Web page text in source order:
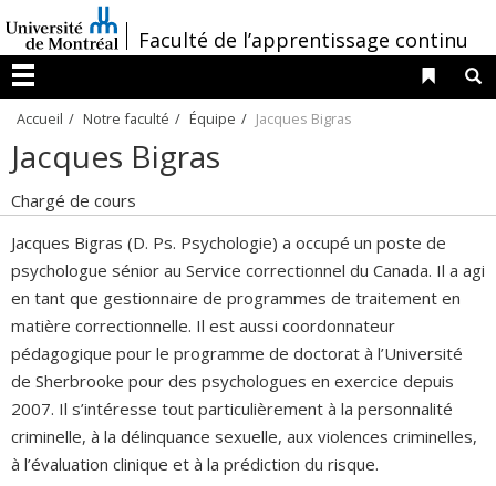
au
contenu
/Faculté de l’apprentissage continu
Menu
Liens
Accueil Notre faculté Équipe Jacques Bigras
Jacques Bigras
Chargé de cours
Jacques Bigras (D. Ps. Psychologie) a occupé un poste de
psychologue sénior au Service correctionnel du Canada. Il a agi
en tant que gestionnaire de programmes de traitement en
matière correctionnelle. Il est aussi coordonnateur
pédagogique pour le programme de doctorat à l’Université
de Sherbrooke pour des psychologues en exercice depuis
2007. Il s’intéresse tout particulièrement à la personnalité
criminelle, à la délinquance sexuelle, aux violences criminelles,
à l’évaluation clinique et à la prédiction du risque.